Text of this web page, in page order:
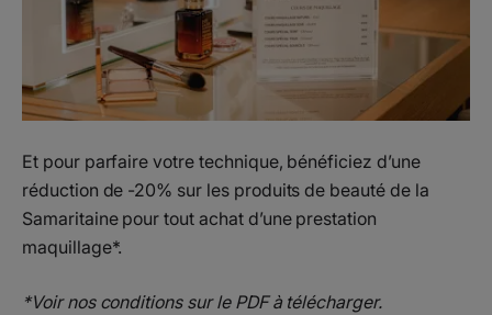
Et pour parfaire votre technique, bénéficiez d’une
réduction de -20% sur les produits de beauté de la
Samaritaine pour tout achat d’une prestation
maquillage*.
*Voir nos conditions sur le PDF à télécharger.